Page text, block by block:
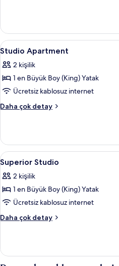
daha
fazla
detay
Studio
Apartment
için
tüm
fotoğrafları
görün
10
Studio Apartment
2 kişilik
1 en Büyük Boy (King) Yatak
Ücretsiz kablosuz internet
Daha çok detay
Studio
fazla
detay
Superior
Studio
için
tüm
fotoğrafları
görün
12
Superior Studio
2 kişilik
1 en Büyük Boy (King) Yatak
Ücretsiz kablosuz internet
Daha çok detay
Superior
fazla
detay